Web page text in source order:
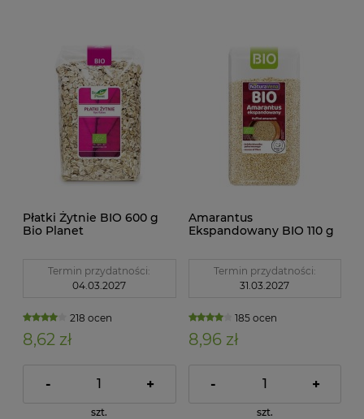
Płatki Żytnie BIO 600 g
Bio Planet
Termin przydatności:
04.03.2027
218 ocen
8,62 zł
- +
szt.
Amarantus
Ekspandowany BIO 110 g
Termin przydatności:
31.03.2027
185 ocen
8,96 zł
- +
szt.